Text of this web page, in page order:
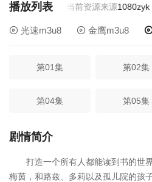
播放列表 当前资源来源1080zyk-
光速m3u8 金鹰m3u8
第01集 第02集
第04集 第05集
第07集
第10集 第11集
剧情简介
打造一个所有人都能读到书的世
梅茵，和路兹、多莉以及孤儿院的孩